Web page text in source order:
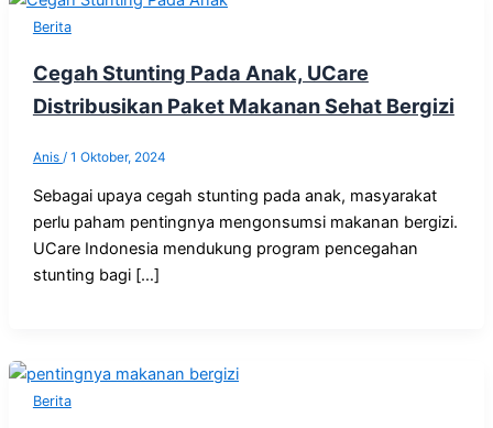
Berita
Cegah Stunting Pada Anak, UCare
Distribusikan Paket Makanan Sehat Bergizi
Anis / 1 Oktober, 2024
Sebagai upaya cegah stunting pada anak, masyarakat
perlu paham pentingnya mengonsumsi makanan bergizi.
UCare Indonesia mendukung program pencegahan
stunting bagi […]
Berita